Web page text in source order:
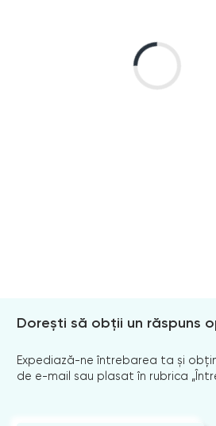
Dorești să obții un răspuns
Expediază-ne întrebarea ta și
de e-mail sau plasat în rubrica